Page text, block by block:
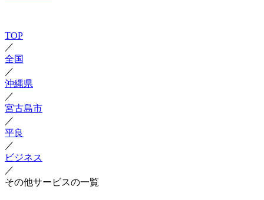
TOP
／
全国
／
沖縄県
／
宮古島市
／
平良
／
ビジネス
／
その他サービスの一覧